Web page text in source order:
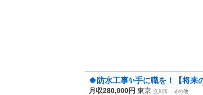
🍀防水工事✨手に職を！【将
月収280,000円 東京 立川市
その他